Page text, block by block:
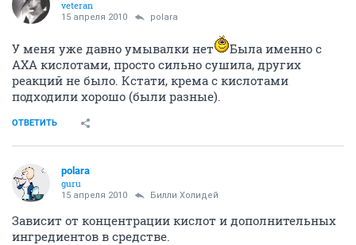
I
influenza
experienced
а где купить такую умывалку с кислотой? и сколько
стоит она?
ОТВЕТИТЬ
Билли Холидей
15 апреля 2010
У меня уже давно умывалки нет
АХА кислотами, просто сильно сушила, других
реакций не было. Кстати, крема с кислотами